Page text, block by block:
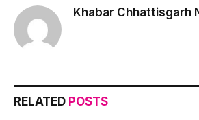
Khabar Chhattisgarh
RELATED POSTS